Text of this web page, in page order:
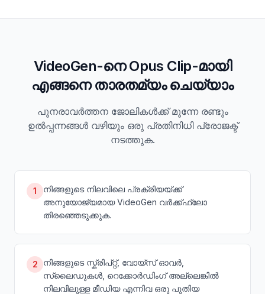
VideoGen-നെ Opus Clip-മായി
എങ്ങനെ താരതമ്യം ചെയ്യാം
പുനരാവർത്തന ജോലികൾക്ക് മുന്നേ രണ്ടും
ഉൽപ്പന്നങ്ങൾ വഴിയും ഒരു പ്രതിനിധി പ്രോജക്ട്
നടത്തുക.
1
നിങ്ങളുടെ നിലവിലെ പ്രക്രിയയ്ക്ക്
അനുയോജ്യമായ VideoGen വർക്ക്ഫ്ലോ
തിരഞ്ഞെടുക്കുക.
2
നിങ്ങളുടെ സ്ക്രിപ്റ്റ്, വോയ്‌സ് ഓവർ,
സ്ലൈഡുകൾ, റെക്കോർഡിംഗ് അല്ലെങ്കിൽ
നിലവിലുള്ള മീഡിയ എന്നിവ ഒരു പുതിയ